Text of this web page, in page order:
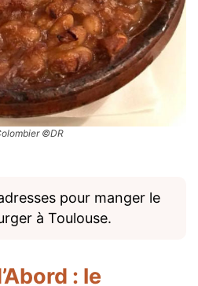
©DR
pour manger le
à Toulouse.
: le